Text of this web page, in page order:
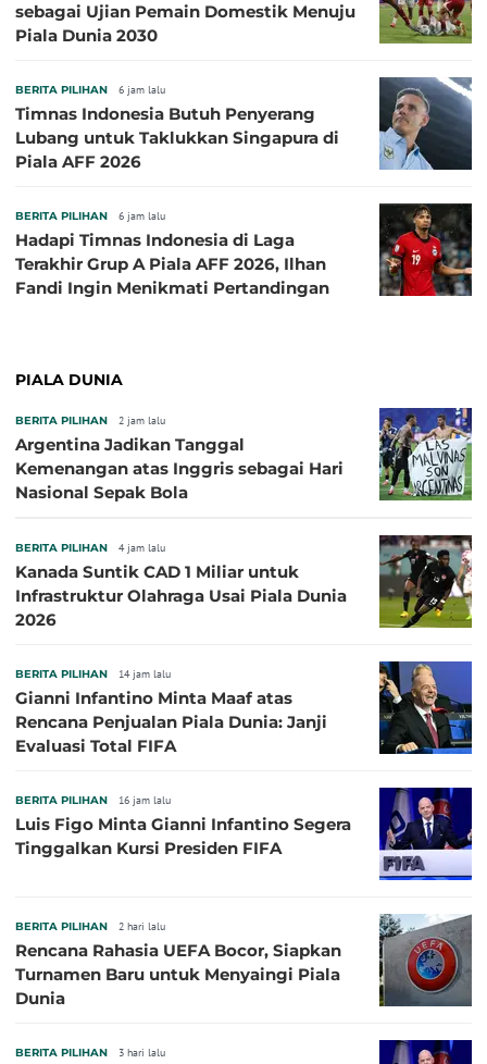
sebagai Ujian Pemain Domestik Menuju
Piala Dunia 2030
BERITA PILIHAN 6 jam lalu
Timnas Indonesia Butuh Penyerang
Lubang untuk Taklukkan Singapura di
Piala AFF 2026
BERITA PILIHAN 6 jam lalu
Hadapi Timnas Indonesia di Laga
Terakhir Grup A Piala AFF 2026, Ilhan
Fandi Ingin Menikmati Pertandingan
PIALA DUNIA
BERITA PILIHAN 2 jam lalu
Argentina Jadikan Tanggal
Kemenangan atas Inggris sebagai Hari
Nasional Sepak Bola
BERITA PILIHAN 4 jam lalu
Kanada Suntik CAD 1 Miliar untuk
Infrastruktur Olahraga Usai Piala Dunia
2026
BERITA PILIHAN 14 jam lalu
Gianni Infantino Minta Maaf atas
Rencana Penjualan Piala Dunia: Janji
Evaluasi Total FIFA
BERITA PILIHAN 16 jam lalu
Luis Figo Minta Gianni Infantino Segera
Tinggalkan Kursi Presiden FIFA
BERITA PILIHAN 2 hari lalu
Rencana Rahasia UEFA Bocor, Siapkan
Turnamen Baru untuk Menyaingi Piala
Dunia
BERITA PILIHAN 3 hari lalu